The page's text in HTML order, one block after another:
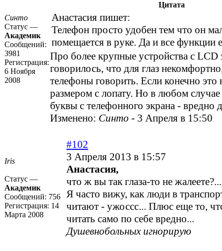
Синто
Статус —
Академик
Сообщений:
3981
Регистрация:
6 Ноября
2008
Цитата
Анастасия пишет:
Телефон просто удобен тем что он
помещается в руке. Да и все функции
Про более крупные устройства с LCD
говорилось, что для глаз
телефоны говорить. Если конечно это
размером с лопату. Но в любом случае
буквы с телефонного экрана - вредно
Изменено: Синто - 3 Апреля в 15:50
Iris
Статус —
Академик
Сообщений: 756
Регистрация: 14
Марта 2008
#102
3 Апреля 2013 в 15:57
Анастасия,
что ж вы так глаза-то не
Я часто вижу, как люди в
читают - ужоссс... Плюс еще то,
читать само по себе вредно...
Душевнобольных игнорирую